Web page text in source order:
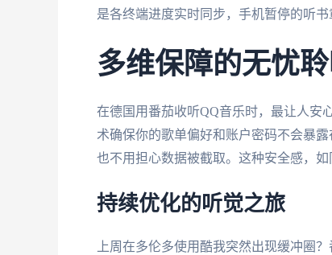
是各终端进度实时同步，手机暂停的听
多维保障的无忧
在德国用番茄收听QQ音乐时，最让人安
术确保你的歌单偏好和账户密码不会暴
也不用担心数据被截取。这种安全感，如
持续优化的听觉之旅
上周在多伦多使用酷我突然出现缓冲圈